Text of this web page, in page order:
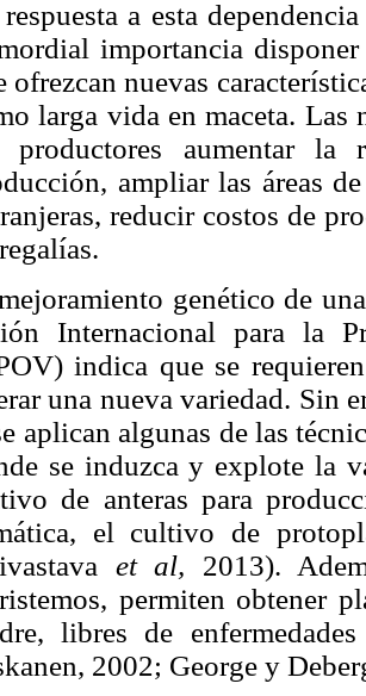
a esta
importancia disponer
ofrezcan nuevas
larga vida en maceta. Las
productores aumentar la
ampliar las áreas
reducir costos de
genético de
Internacional para la
indica que se
una nueva variedad. Sin
aplican algunas de las
se induzca y explote la
de anteras para
el cultivo de
et al, 2013).
permiten obtener
libres de
2002; George y